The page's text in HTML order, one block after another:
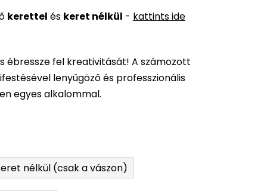
kerettel és keret nélkül - kattints ide
ébressze fel kreativitását! A számozott
lenyűgöző és professzionális
egyes alkalommal.
nélkül (csak a vászon)